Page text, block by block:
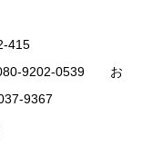
415
080-9202-0539 お
9367